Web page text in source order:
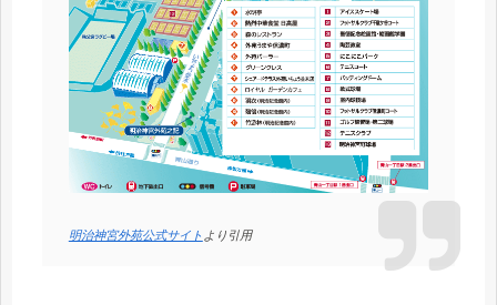
明治神宮外苑公式サイト より引用